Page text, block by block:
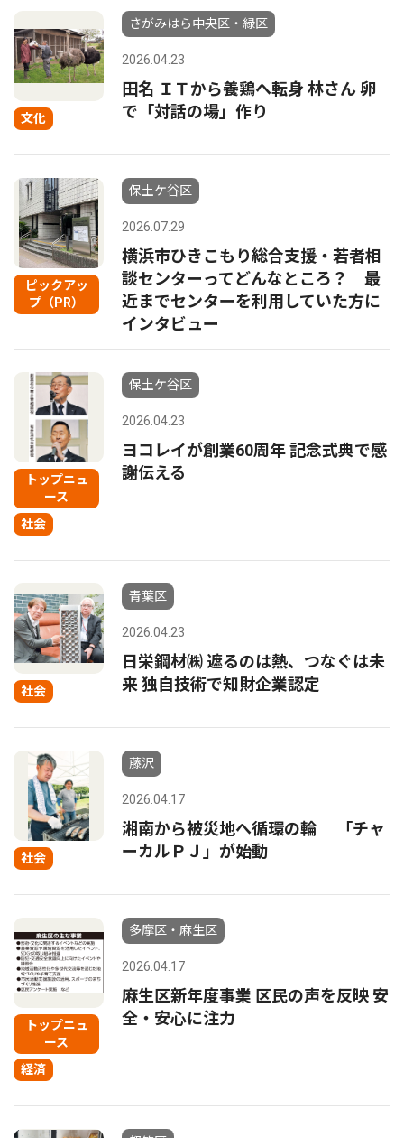
文化
さがみはら中央区・緑区
2026.04.23
田名 ＩＴから養鶏へ転身 林さん 卵
で「対話の場」作り
ピックアッ
プ（PR）
保土ケ谷区
2026.07.29
横浜市ひきこもり総合支援・若者相
談センターってどんなところ？ 最
近までセンターを利用していた方に
インタビュー
トップニュ
ース
社会
保土ケ谷区
2026.04.23
ヨコレイが創業60周年 記念式典で感
謝伝える
社会
青葉区
2026.04.23
日栄鋼材㈱ 遮るのは熱、つなぐは未
来 独自技術で知財企業認定
社会
藤沢
2026.04.17
湘南から被災地へ循環の輪 「チャ
ーカルＰＪ」が始動
トップニュ
ース
経済
多摩区・麻生区
2026.04.17
麻生区新年度事業 区民の声を反映 安
全・安心に注力